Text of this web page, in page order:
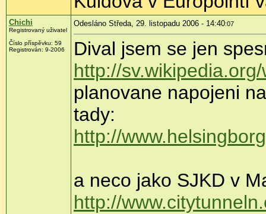
Chichi
Registrovaný uživatel
Číslo příspěvku: 59
Registrován: 9-2006
Odesláno Středa, 29. listopadu 2006 - 14:40:07
Dival jsem se jen
http://
planovane napojeni
tady:
http://
a neco jako SJKD v
http://